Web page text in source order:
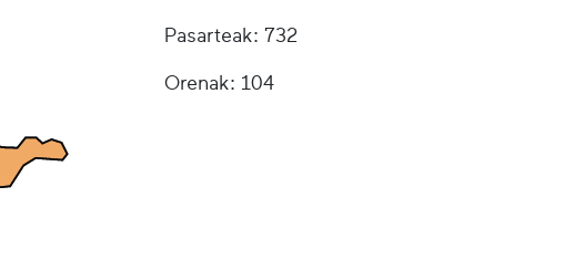
Pasarteak: 732
Orenak: 104